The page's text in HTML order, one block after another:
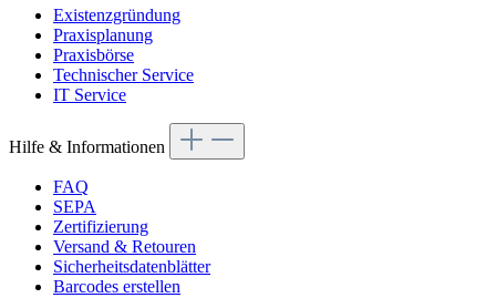
Existenzgründung
Praxisplanung
Praxisbörse
Technischer Service
IT Service
Hilfe & Informationen
FAQ
SEPA
Zertifizierung
Versand & Retouren
Sicherheitsdatenblätter
Barcodes erstellen